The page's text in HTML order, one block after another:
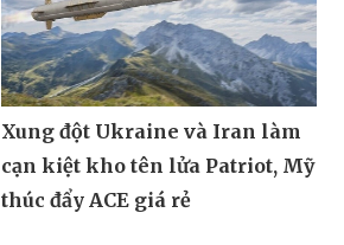
Xung đột Ukraine và Iran làm
cạn kiệt kho tên lửa Patriot, Mỹ
thúc đẩy ACE giá rẻ